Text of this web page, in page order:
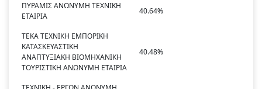
ΠΥΡΑΜΙΣ ΑΝΩΝΥΜΗ ΤΕΧΝΙΚΗ
ΕΤΑΙΡΙΑ
40.64%
ΤΕΚΑ ΤΕΧΝΙΚΗ ΕΜΠΟΡΙΚΗ
ΚΑΤΑΣΚΕΥΑΣΤΙΚΗ
ΑΝΑΠΤΥΞΙΑΚΗ ΒΙΟΜΗΧΑΝΙΚΗ
ΤΟΥΡΙΣΤΙΚΗ ΑΝΩΝΥΜΗ ΕΤΑΙΡΙΑ
40.48%